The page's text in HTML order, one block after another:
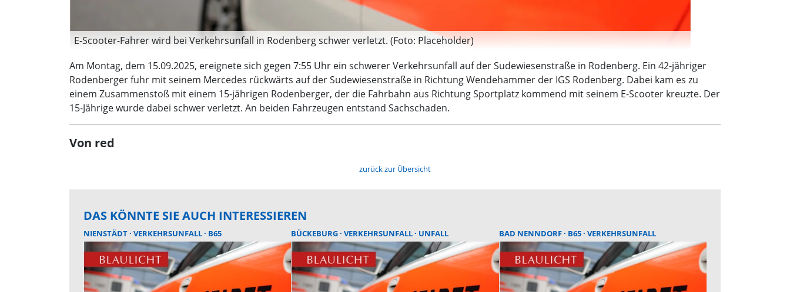
E-Scooter-Fahrer wird bei Verkehrsunfall in Rodenberg schwer verletzt. (Foto: Placeholder)
Am Montag, dem 15.09.2025, ereignete sich gegen 7:55 Uhr ein schwerer Verkehrsunfall auf der Sudewiesenstraße in Rodenberg. Ein 42-jähriger
Rodenberger fuhr mit seinem Mercedes rückwärts auf der Sudewiesenstraße in Richtung Wendehammer der IGS Rodenberg. Dabei kam es zu
einem Zusammenstoß mit einem 15-jährigen Rodenberger, der die Fahrbahn aus Richtung Sportplatz kommend mit seinem E-Scooter kreuzte. Der
15-Jährige wurde dabei schwer verletzt. An beiden Fahrzeugen entstand Sachschaden.
Von red
zurück zur Übersicht
DAS KÖNNTE SIE AUCH INTERESSIEREN
NIENSTÄDT VERKEHRSUNFALL B65 BÜCKEBURG VERKEHRSUNFALL UNFALL BAD NENNDORF B65 VERKEHRSUNFALL